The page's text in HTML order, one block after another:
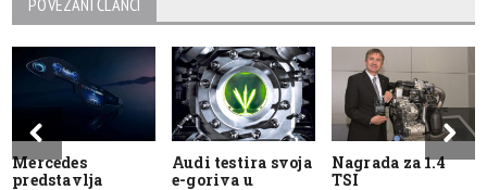
Mercedes
predstavlja
Audi testira svoja
e-goriva u
Nagrada za 1.4
TSI